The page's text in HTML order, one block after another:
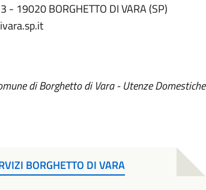
- 19020 BORGHETTO DI VARA (SP)
di Borghetto di Vara - Utenze Domestiche
BORGHETTO DI VARA